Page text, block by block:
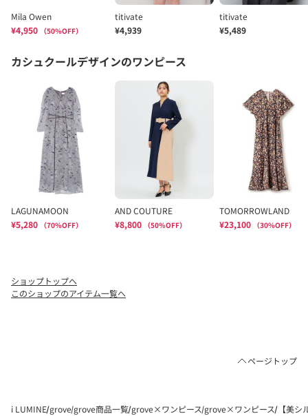
ショップトップへ
このショップのアイテム一覧へ
ページトップ
i LUMINE grove grove商品一覧 grove×ワンピース grove×ワンピース 【美シ